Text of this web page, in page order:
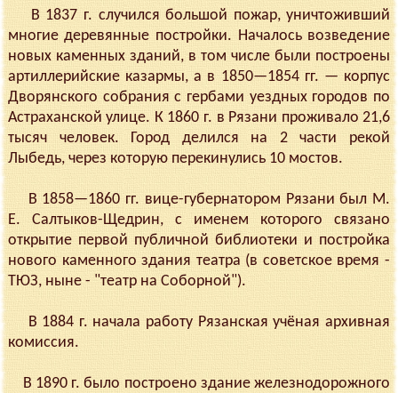
В 1837 г. случился большой пожар, уничтоживший
многие деревянные постройки. Началось возведение
новых каменных зданий, в том числе были построены
артиллерийские казармы, а в 1850—1854 гг. — корпус
Дворянского собрания с гербами уездных городов по
Астраханской улице. К 1860 г. в Рязани проживало 21,6
тысяч человек. Город делился на 2 части рекой
Лыбедь, через которую перекинулись 10 мостов.
В 1858—1860 гг. вице-губернатором Рязани был М.
Е. Салтыков-Щедрин, с именем которого связано
открытие первой публичной библиотеки и постройка
нового каменного здания театра (в советское время -
ТЮЗ, ныне - "театр на Соборной").
В 1884 г. начала работу Рязанская учёная архивная
комиссия.
В 1890 г. было построено здание железнодорожного